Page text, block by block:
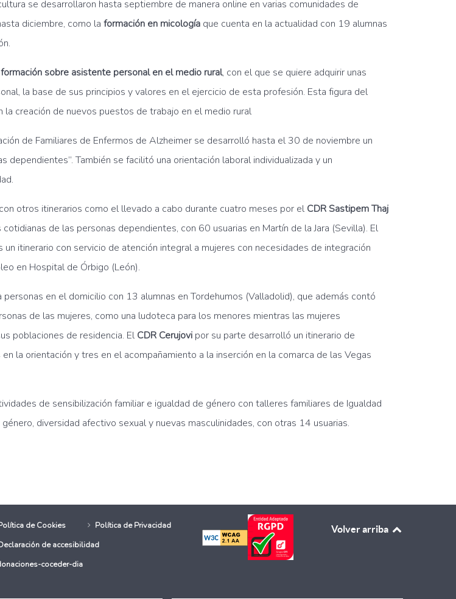
se desarrollaron hasta septiembre de manera online en varias comunidades de
diciembre, como la formación en micología que cuenta en la actualidad con 19 alumnas
formación sobre asistente personal en el medio rural, con el que se quiere adquirir unas
la base de sus principios y valores en el ejercicio de esta profesión. Esta figura del
creación de nuevos puestos de trabajo en el medio rural
de Familiares de Enfermos de Alzheimer se desarrolló hasta el 30 de noviembre un
También se facilitó una orientación laboral individualizada y un
otros itinerarios como el llevado a cabo durante cuatro meses por el CDR Sastipem Thaj
de las personas dependientes, con 60 usuarias en Martín de la Jara (Sevilla). El
itinerario con servicio de atención integral a mujeres con necesidades de integración
en Hospital de Órbigo (León).
en el domicilio con 13 alumnas en Tordehumos (Valladolid), que además contó
de las mujeres, como una ludoteca para los menores mientras las mujeres
poblaciones de residencia. El CDR Cerujovi por su parte desarrolló un itinerario de
la orientación y tres en el acompañamiento a la inserción en la comarca de las Vegas
de sensibilización familiar e igualdad de género con talleres familiares de Igualdad
diversidad afectivo sexual y nuevas masculinidades, con otras 14 usuarias.
mujeres en el CDR Carrión de los Condes
euros para acciones formativas para profesionales del medio rural
de Cookies
Política de Privacidad
de accesibilidad
coceder-dia
Volver arriba